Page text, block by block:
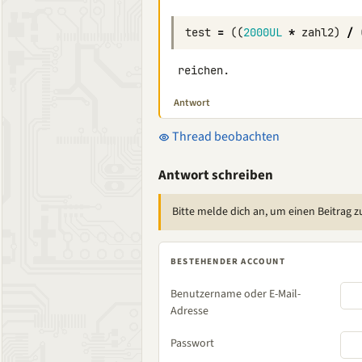
test = ((2000UL * zahl2) /
reichen.
Antwort
Thread beobachten
Antwort schreiben
Bitte melde dich an, um einen Beitrag
BESTEHENDER ACCOUNT
Benutzername oder E-Mail-
Adresse
Passwort